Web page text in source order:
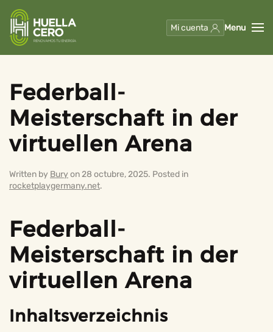
Skip to main content
Mi cuenta Menu
Federball-
Meisterschaft in der
virtuellen Arena
Written by Bury on28 octubre, 2025. Posted in
rocketplaygermany.net.
Federball-
Meisterschaft in der
virtuellen Arena
Inhaltsverzeichnis